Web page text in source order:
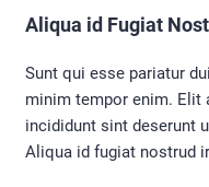
Aliqua id Fugiat
Sunt qui esse pariatur
minim tempor enim. Elit
incididunt sint deserunt
Aliqua id fugiat nostrud